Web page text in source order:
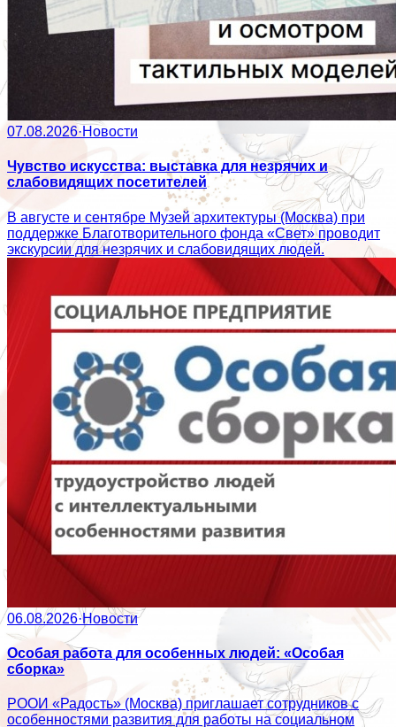
07.08.2026·Новости
Чувство искусства: выставка для незрячих и
слабовидящих посетителей
В августе и сентябре Музей архитектуры (Москва) при
поддержке Благотворительного фонда «Свет» проводит
экскурсии для незрячих и слабовидящих людей.
06.08.2026·Новости
Особая работа для особенных людей: «Особая
сборка»
РООИ «Радость» (Москва) приглашает сотрудников с
особенностями развития для работы на социальном